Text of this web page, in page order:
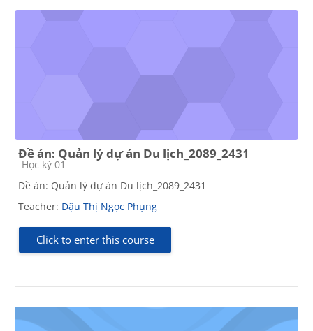
Đề án: Quản lý dự án Du lịch_2089_2431
Course category
Học kỳ 01
Đề án: Quản lý dự án Du lịch_2089_2431
Teacher: Đậu Thị Ngọc Phụng
Click to enter this course